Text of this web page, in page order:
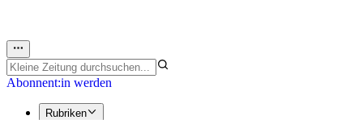
Abonnent:in werden
Rubriken